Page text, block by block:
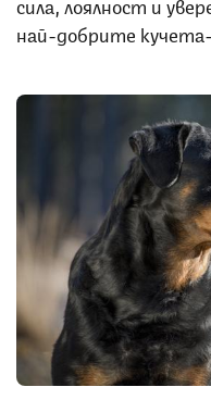
най-добрите